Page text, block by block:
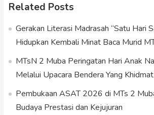
Related Posts
Gerakan Literasi Madrasah “Satu Hari
Hidupkan Kembali Minat Baca Murid
MTsN 2 Muba Peringatan Hari Anak
Melalui Upacara Bendera Yang Khidmat
Pembukaan ASAT 2026 di MTs 2
Budaya Prestasi dan Kejujuran